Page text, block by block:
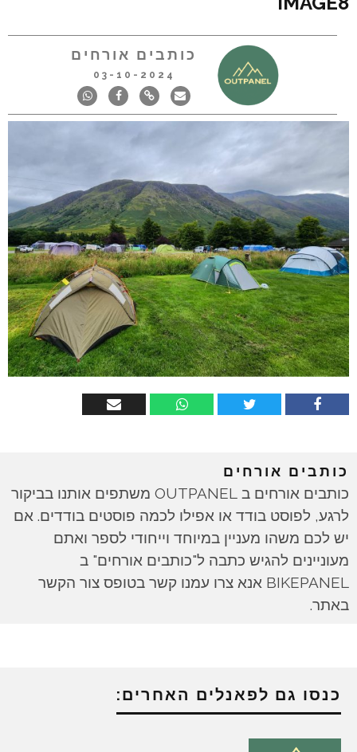
כותבים אורחים
03-10-2024
כותבים אורחים
כותבים אורחים ב OUTPANEL משתפים אותנו בביקור
לרגע, לפוסט בודד או אפילו לכמה פוסטים בודדים. אם
יש לכם משהו מעניין במיוחד וייחודי לספר ואתם
מעוניינים להגיש כתבה ל"כותבים אורחים" ב
BIKEPANEL אנא צרו עמנו קשר בטופס צור הקשר
באתר.
כנסו גם לפאנלים האחרים: